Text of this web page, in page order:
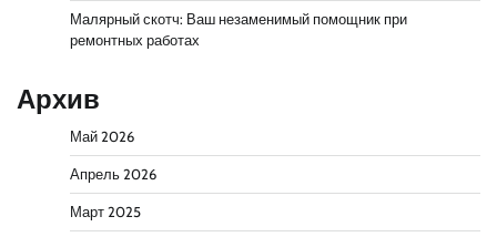
Малярный скотч: Ваш незаменимый помощник при
ремонтных работах
Архив
Май 2026
Апрель 2026
Март 2025